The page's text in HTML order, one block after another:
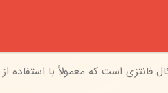
فانتزی است که معمولاً با